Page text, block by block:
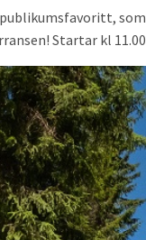
Startar kl